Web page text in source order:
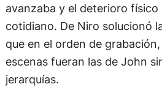
avanzaba y el deterioro físico
cotidiano. De Niro solucionó
que en el orden de
escenas fueran las de John
jerarquías.